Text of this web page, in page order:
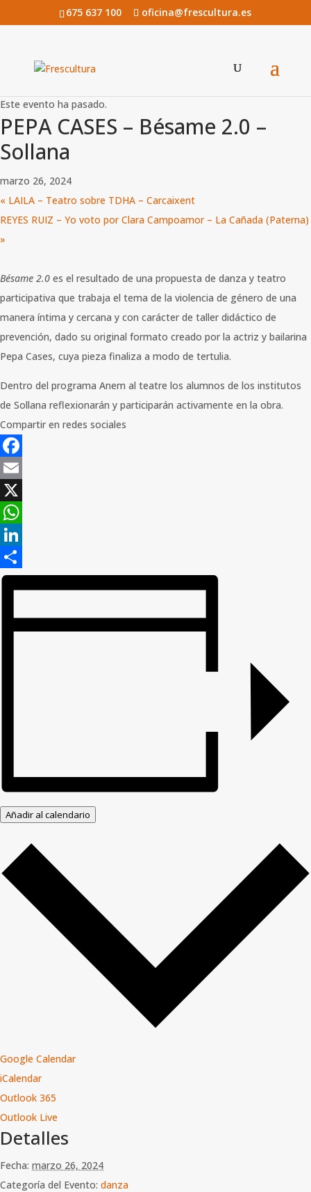
675 637 100 oficina@frescultura.es
Este evento ha pasado.
PEPA CASES – Bésame 2.0 –
Sollana
marzo 26, 2024
« LAILA – Teatro sobre TDHA – Carcaixent
REYES RUIZ – Yo voto por Clara Campoamor – La Cañada (Paterna)
»
Bésame 2.0 es el resultado de una propuesta de danza y teatro
participativa que trabaja el tema de la violencia de género de una
manera íntima y cercana y con carácter de taller didáctico de
prevención, dado su original formato creado por la actriz y bailarina
Pepa Cases, cuya pieza finaliza a modo de tertulia.
Dentro del programa Anem al teatre los alumnos de los institutos
de Sollana reflexionarán y participarán activamente en la obra.
Compartir en redes sociales
Facebook
Email
X
WhatsApp
LinkedIn
Compartir
Añadir al calendario
Google Calendar
iCalendar
Outlook 365
Outlook Live
Detalles
Fecha: marzo 26, 2024
Categoría del Evento: danza